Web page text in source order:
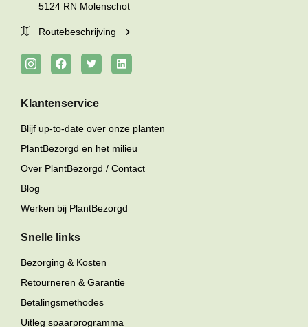
5124 RN Molenschot
Routebeschrijving
Klantenservice
Blijf up-to-date over onze planten
PlantBezorgd en het milieu
Over PlantBezorgd / Contact
Blog
Werken bij PlantBezorgd
Snelle links
Bezorging & Kosten
Retourneren & Garantie
Betalingsmethodes
Uitleg spaarprogramma